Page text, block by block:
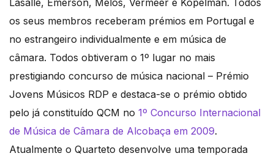
os seus membros receberam prémios em Portugal e
no estrangeiro individualmente e em música de
câmara. Todos obtiveram o 1º lugar no mais
prestigiando concurso de música nacional – Prémio
Jovens Músicos RDP e destaca-se o prémio obtido
pelo já constituído QCM no 1º Concurso Internacional
de Música de Câmara de Alcobaça em 2009.
Atualmente o Quarteto desenvolve uma temporada